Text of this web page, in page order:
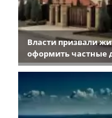
Власти призвали
оформить частные